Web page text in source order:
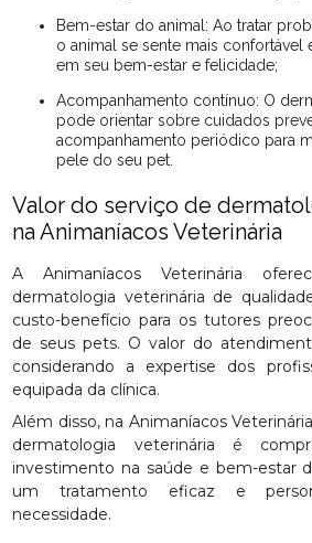
Bem-estar do animal: Ao tratar problemas de pele e pelos,
o animal se sente mais confortável
em seu bem-estar e felicidade;
Acompanhamento contínuo: O dermatologista veterinário
pode orientar sobre cuidados
acompanhamento periódico para
pele do seu pet.
Valor do serviço de
na Animaníacos Veterinária
A Animaníacos Veterinária
dermatologia veterinária de
custo-benefício para os tutores
de seus pets. O valor do
considerando a expertise dos
equipada da clínica.
Além disso, na Animaníacos
dermatologia veterinária é
investimento na saúde e bem-estar
um tratamento eficaz e
necessidade.